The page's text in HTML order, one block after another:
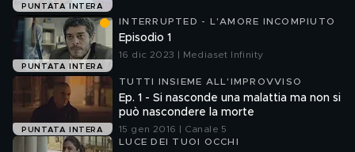
PUNTATA INTERA
PUNTATA INTERA
INTERRUPTED - L'AMORE INCOMPIUTO
Episodio 1
16 dic 2023 | Mediaset Infinity
PUNTATA INTERA
TUTTI INSIEME ALL'IMPROVVISO
Ep. 1 - Si nasconde una malattia ma non si
può nascondere la morte
15 gen 2016 | Canale 5
LUCE DEI TUOI OCCHI